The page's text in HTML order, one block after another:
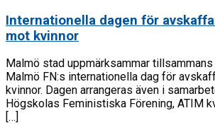
Internationella dagen för
mot kvinnor
Malmö stad uppmärksammar
Malmö FN:s internationella dag för
kvinnor. Dagen arrangeras även i
Högskolas Feministiska Förening, ATIM
[…]